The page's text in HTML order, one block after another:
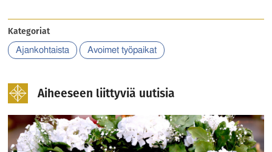
Kategoriat
Ajankohtaista Avoimet työpaikat
Aiheeseen liittyviä uutisia